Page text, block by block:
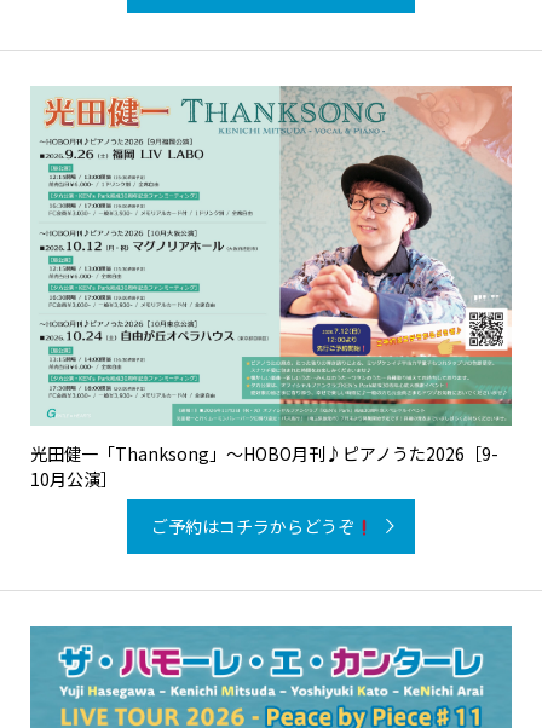
光田健一「Thanksong」〜HOBO月刊♪ピアノうた2026［9-
10月公演］
ご予約はコチラからどうぞ